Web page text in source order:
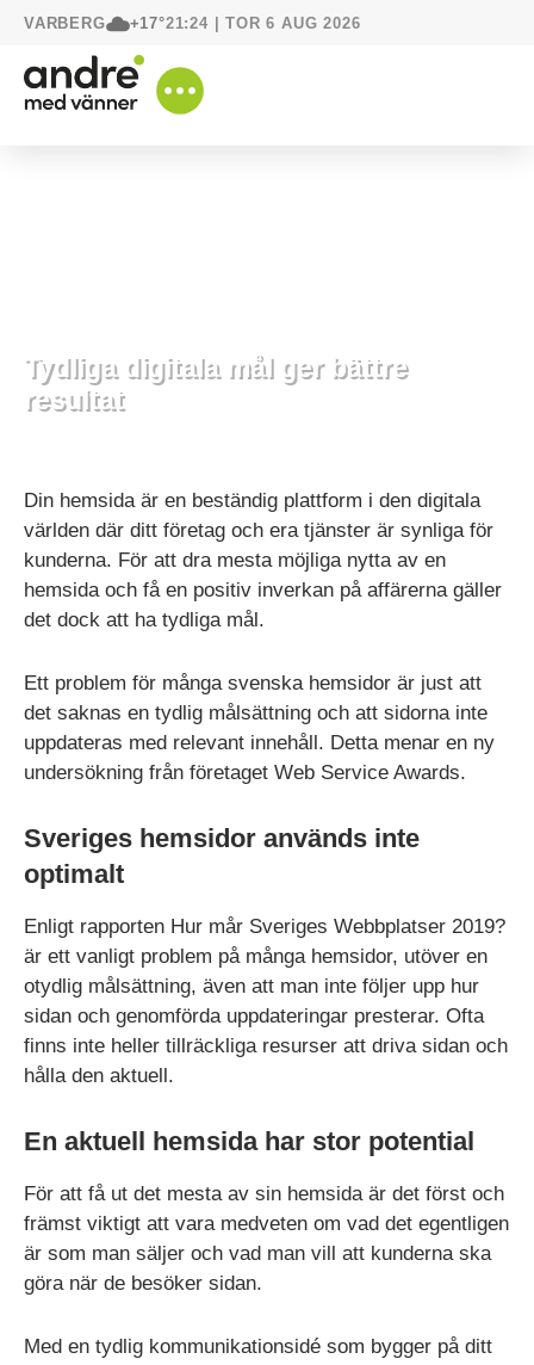
VARBERG +17°21:25 | TOR 6 AUG 2026
Tydliga digitala mål ger bättre
resultat
Din hemsida är en beständig plattform i den digitala
världen där ditt företag och era tjänster är synliga för
kunderna. För att dra mesta möjliga nytta av en
hemsida och få en positiv inverkan på affärerna gäller
det dock att ha tydliga mål.
Ett problem för många svenska hemsidor är just att
det saknas en tydlig målsättning och att sidorna inte
uppdateras med relevant innehåll. Detta menar en ny
undersökning från företaget Web Service Awards.
Sveriges hemsidor används inte
optimalt
Enligt rapporten Hur mår Sveriges Webbplatser 2019?
är ett vanligt problem på många hemsidor, utöver en
otydlig målsättning, även att man inte följer upp hur
sidan och genomförda uppdateringar presterar. Ofta
finns inte heller tillräckliga resurser att driva sidan och
hålla den aktuell.
En aktuell hemsida har stor potential
För att få ut det mesta av sin hemsida är det först och
främst viktigt att vara medveten om vad det egentligen
är som man säljer och vad man vill att kunderna ska
göra när de besöker sidan.
Med en tydlig kommunikationsidé som bygger på ditt